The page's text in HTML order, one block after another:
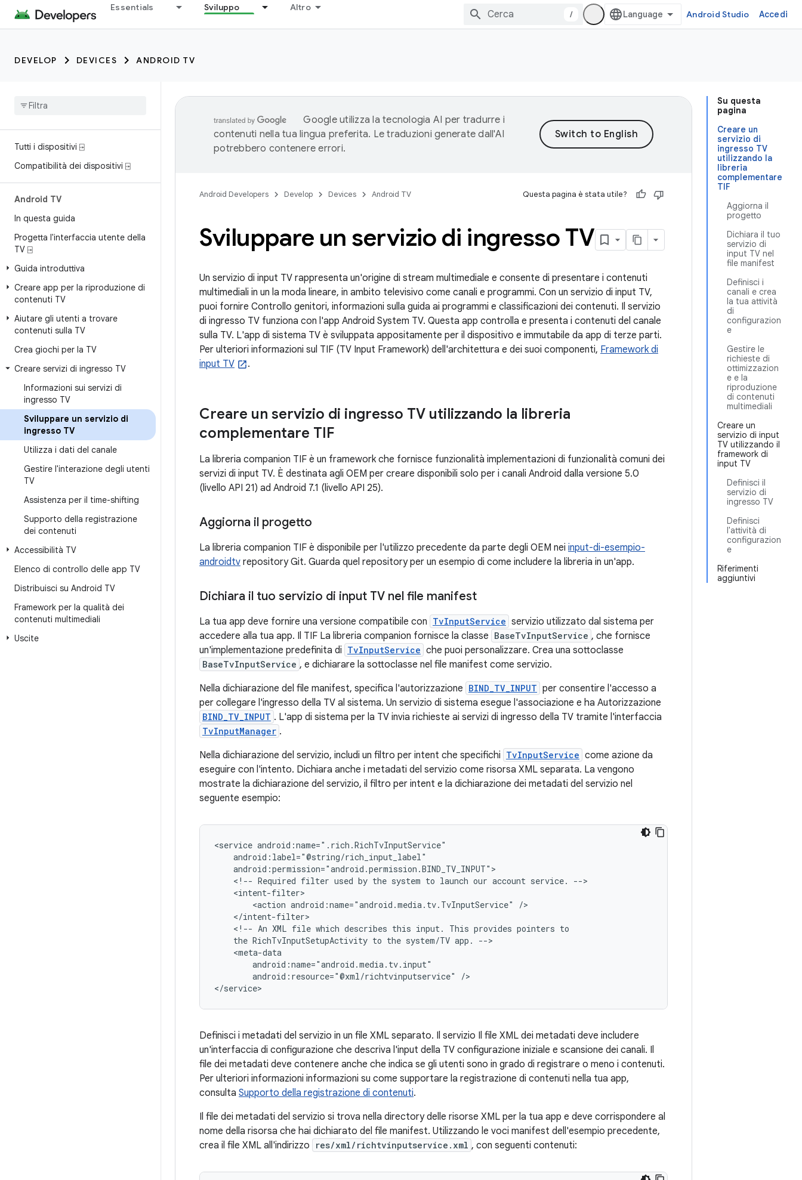
Essentials Sviluppo Altro
/ Android Studio Accedi
DEVELOP DEVICES ANDROID TV
Tutti i dispositivi ⍈
Compatibilità dei dispositivi ⍈
Android TV
In questa guida
Progetta l'interfaccia utente della
TV ⍈
Guida introduttiva
Creare app per la riproduzione di
contenuti TV
Aiutare gli utenti a trovare
contenuti sulla TV
Crea giochi per la TV
Creare servizi di ingresso TV
Informazioni sui servizi di
ingresso TV
Sviluppare un servizio di
ingresso TV
Utilizza i dati del canale
Gestire l'interazione degli utenti
TV
Assistenza per il time-shifting
Supporto della registrazione
dei contenuti
Accessibilità TV
Elenco di controllo delle app TV
Distribuisci su Android TV
Framework per la qualità dei
contenuti multimediali
Uscite
Su questa
pagina
Creare un
servizio di
ingresso TV
utilizzando la
libreria
complementare
TIF
Aggiorna il
progetto
Dichiara il tuo
servizio di
input TV nel
file manifest
Definisci i
canali e crea
la tua attività
di
configurazion
e
Gestire le
richieste di
ottimizzazion
e e la
riproduzione
di contenuti
multimediali
Creare un
servizio di input
TV utilizzando il
framework di
input TV
Definisci il
servizio di
ingresso TV
Definisci
l'attività di
configurazion
e
Riferimenti
aggiuntivi
Google utilizza la tecnologia AI per tradurre i
contenuti nella tua lingua preferita. Le traduzioni generate dall'AI
potrebbero contenere errori.
Android Developers Develop Devices Android TV Questa pagina è stata utile?
Sviluppare un servizio di ingresso TV
Un servizio di input TV rappresenta un'origine di stream multimediale e consente di presentare i contenuti
multimediali in un la moda lineare, in ambito televisivo come canali e programmi. Con un servizio di input TV,
puoi fornire Controllo genitori, informazioni sulla guida ai programmi e classificazioni dei contenuti. Il servizio
di ingresso TV funziona con l'app Android System TV. Questa app controlla e presenta i contenuti del canale
sulla TV. L'app di sistema TV è sviluppata appositamente per il dispositivo e immutabile da app di terze parti.
Per ulteriori informazioni sul TIF (TV Input Framework) dell'architettura e dei suoi componenti, Framework di
input TV
.
Creare un servizio di ingresso TV utilizzando la libreria
complementare TIF
La libreria companion TIF è un framework che fornisce funzionalità implementazioni di funzionalità comuni dei
servizi di input TV. È destinata agli OEM per creare disponibili solo per i canali Android dalla versione 5.0
(livello API 21) ad Android 7.1 (livello API 25).
Aggiorna il progetto
La libreria companion TIF è disponibile per l'utilizzo precedente da parte degli OEM nei input-di-esempio-
androidtv repository Git. Guarda quel repository per un esempio di come includere la libreria in un'app.
Dichiara il tuo servizio di input TV nel file manifest
La tua app deve fornire una versione compatibile con TvInputService servizio utilizzato dal sistema per
accedere alla tua app. Il TIF La libreria companion fornisce la classe BaseTvInputService , che fornisce
un'implementazione predefinita di TvInputService che puoi personalizzare. Crea una sottoclasse
BaseTvInputService , e dichiarare la sottoclasse nel file manifest come servizio.
Nella dichiarazione del file manifest, specifica l'autorizzazione BIND_TV_INPUT per consentire l'accesso a
per collegare l'ingresso della TV al sistema. Un servizio di sistema esegue l'associazione e ha Autorizzazione
BIND_TV_INPUT . L'app di sistema per la TV invia richieste ai servizi di ingresso della TV tramite l'interfaccia
TvInputManager .
Nella dichiarazione del servizio, includi un filtro per intent che specifichi TvInputService come azione da
eseguire con l'intento. Dichiara anche i metadati del servizio come risorsa XML separata. La vengono
mostrate la dichiarazione del servizio, il filtro per intent e la dichiarazione dei metadati del servizio nel
seguente esempio:
<service
<!-- Required filter used by the system to launch our account service.
<action android:name="android.media.tv.TvInputService"
<!-- An XML file which describes this input. This provides pointers
the RichTvInputSetupActivity to the system/TV app.
android:resource="@xml/richtvinputservice"
/>
</service>
Definisci i metadati del servizio in un file XML separato. Il servizio Il file XML dei metadati deve includere
un'interfaccia di configurazione che descriva l'input della TV configurazione iniziale e scansione dei canali. Il
file dei metadati deve contenere anche che indica se gli utenti sono in grado di registrare o meno i contenuti.
Per ulteriori informazioni informazioni su come supportare la registrazione di contenuti nella tua app,
consulta Supporto della registrazione di contenuti.
Il file dei metadati del servizio si trova nella directory delle risorse XML per la tua app e deve corrispondere al
nome della risorsa che hai dichiarato del file manifest. Utilizzando le voci manifest dell'esempio precedente,
crea il file XML all'indirizzo
res/xml/richtvinputservice.xml , con seguenti contenuti: